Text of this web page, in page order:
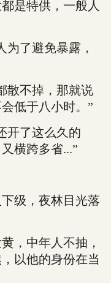
是特供，一般人
了避免暴露，
不掉，那就说
低于八小时。”
了这么久的
横跨多省...”
级，夜林目光落
，中年人不抽，
以他的身份在当